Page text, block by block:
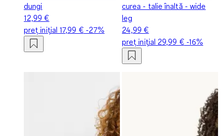
dungi
12,99 €
preț inițial17,99 €-27%
curea - talie înaltă - wide
leg
24,99 €
preț inițial 29,99 €-16%